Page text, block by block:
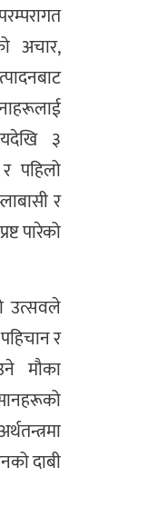
अचार,
३
पहिलो
र
पारेको
उत्सवले
र
मौका
दाबी